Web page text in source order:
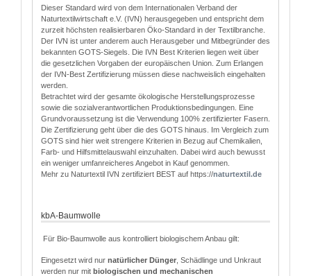
Dieser Standard wird von dem Internationalen Verband der
Naturtextilwirtschaft e.V. (IVN) herausgegeben und entspricht dem
zurzeit höchsten realisierbaren Öko-Standard in der Textilbranche.
Der IVN ist unter anderem auch Herausgeber und Mitbegründer des
bekannten GOTS-Siegels. Die IVN Best Kriterien liegen weit über
die gesetzlichen Vorgaben der europäischen Union. Zum Erlangen
der IVN-Best Zertifizierung müssen diese nachweislich eingehalten
werden.
Betrachtet wird der gesamte ökologische Herstellungsprozesse
sowie die sozialverantwortlichen Produktionsbedingungen. Eine
Grundvoraussetzung ist die Verwendung 100% zertifizierter Fasern.
Die Zertifizierung geht über die des GOTS hinaus. Im Vergleich zum
GOTS sind hier weit strengere Kriterien in Bezug auf Chemikalien,
Farb- und Hilfsmittelauswahl einzuhalten. Dabei wird auch bewusst
ein weniger umfanreicheres Angebot in Kauf genommen.
Mehr zu Naturtextil IVN zertifiziert BEST auf https://naturtextil.de
kbA-Baumwolle
Für Bio-Baumwolle aus kontrolliert biologischem Anbau gilt:
Eingesetzt wird nur natürlicher Dünger , Schädlinge und Unkraut
werden nur mit biologischen und mechanischen